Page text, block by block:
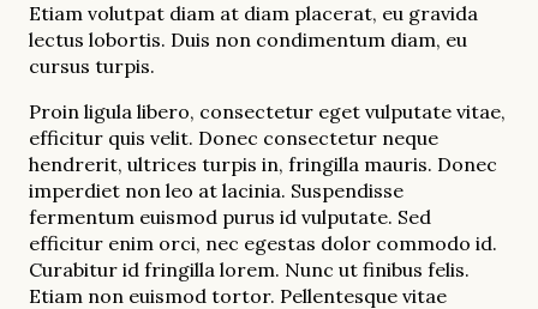
Etiam volutpat diam at diam placerat, eu gravida
lectus lobortis. Duis non condimentum diam, eu
cursus turpis.
Proin ligula libero, consectetur eget vulputate vitae,
efficitur quis velit. Donec consectetur neque
hendrerit, ultrices turpis in, fringilla mauris. Donec
imperdiet non leo at lacinia. Suspendisse
fermentum euismod purus id vulputate. Sed
efficitur enim orci, nec egestas dolor commodo id.
Curabitur id fringilla lorem. Nunc ut finibus felis.
Etiam non euismod tortor. Pellentesque vitae